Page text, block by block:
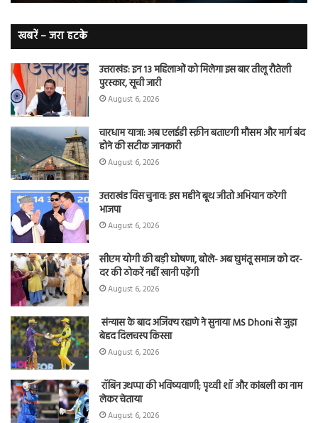
कैंसर का
शिकार
खबरें – जरा हटके
उत्तराखंड: इन 13 महिलाओं को मिलेगा इस बार तीलू रौतेली
पुरस्कार, सूची जारी
August 6, 2026
चारधाम यात्रा: अब एलईडी स्क्रीन बताएगी मौसम और मार्ग बंद
होने की सटीक जानकारी
August 6, 2026
उत्तराखंड विस चुनाव: इस महीने बूथ जीतो अभियान करेगी
भाजपा
August 6, 2026
सीएम योगी की बड़ी घोषणा, बोले- अब घुमंतू समाज को दर-
दर की ठोकरें नहीं खानी पड़ेंगी
August 6, 2026
संन्यास के बाद अजिंक्‍य रहाणे ने सुनाया MS Dhoni से जुड़ा
बेहद दिलचस्प किस्सा
August 6, 2026
रॉबिन उथप्पा की भविष्यवाणी; पृथ्वी शॉ और कांबली का नाम
लेकर चेताया
August 6, 2026